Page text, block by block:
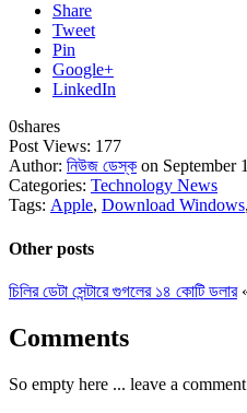
Share
Tweet
Pin
Google+
LinkedIn
0shares
Post Views: 177
Author: নিউজ ডেস্ক on September
Categories: Technology News
Tags: Apple, Download Windows,
Other posts
চিলির ডেটা সেন্টারে গুগলের ১৪ কোটি ডলার
Comments
So empty here ... leave a